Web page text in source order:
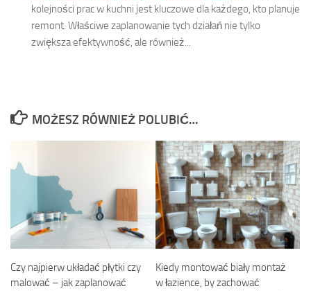
kolejności prac w kuchni jest kluczowe dla każdego, kto planuje
remont. Właściwe zaplanowanie tych działań nie tylko
zwiększa efektywność, ale również...
MOŻESZ RÓWNIEŻ POLUBIĆ…
Czy najpierw układać płytki czy
malować – jak zaplanować
Kiedy montować biały montaż
w łazience, by zachować